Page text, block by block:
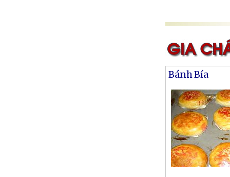
Bánh Bía